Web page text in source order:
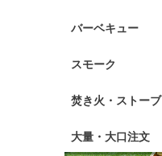
バーベキュー
スモーク
焚き火・ストーブ
大量・大口注文